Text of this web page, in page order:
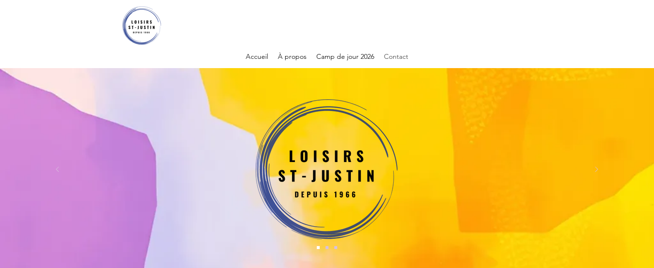
Accueil À propos Camp de jour 2026 Contact